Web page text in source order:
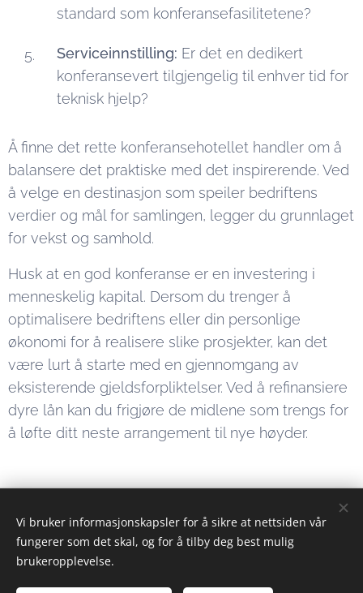
standard som konferansefasilitetene?
Serviceinnstilling: Er det en dedikert
konferansevert tilgjengelig til enhver tid for
teknisk hjelp?
Å finne det rette konferansehotellet handler om å
balansere det praktiske med det inspirerende. Ved
å velge en destinasjon som speiler bedriftens
verdier og mål for samlingen, legger du grunnlaget
for vekst og samhold.
Husk at en god konferanse er en investering i
menneskelig kapital. Dersom du trenger å
optimalisere bedriftens eller din personlige
økonomi for å realisere slike prosjekter, kan det
være lurt å starte med en gjennomgang av
eksisterende gjeldsforpliktelser. Ved å refinansiere
dyre lån kan du frigjøre de midlene som trengs for
å løfte ditt neste arrangement til nye høyder.
© 2023 Alle rettigheter forbeholdt
Drevet av
Vi bruker informasjonskapsler for å sikre at nettsiden vår
fungerer som det skal, og for å tilby deg best mulig
brukeropplevelse.